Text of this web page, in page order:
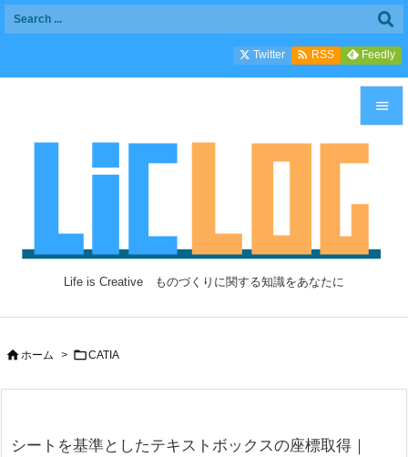
Life is Creative ものづくりに関する知識をあなたに

前へ

Twitter  RSS Feedly
ホーム > CATIA
シートを基準としたテキストボックスの座標取得｜